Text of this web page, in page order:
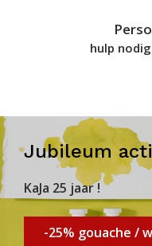
hulp
Jubileum
KaJa 25 jaar !
-25% gouache /